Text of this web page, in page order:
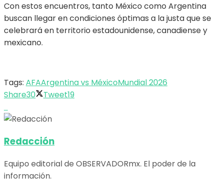
Con estos encuentros, tanto México como Argentina
buscan llegar en condiciones óptimas a la justa que se
celebrará en territorio estadounidense, canadiense y
mexicano.
Tags: AFAArgentina vs MéxicoMundial 2026
Share30 Tweet19
Redacción
Equipo editorial de OBSERVADORmx. El poder de la
información.